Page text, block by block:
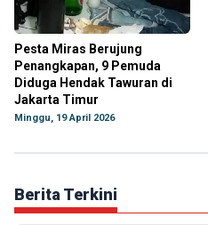
Pesta Miras Berujung
Penangkapan, 9 Pemuda
Diduga Hendak Tawuran di
Jakarta Timur
Minggu, 19 April 2026
Berita Terkini